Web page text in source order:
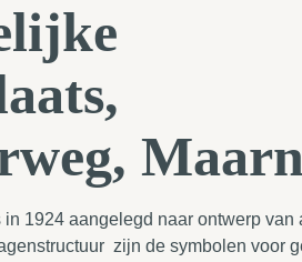
Maarn
1924 aangelegd naar ontwerp van
zijn de symbolen voor